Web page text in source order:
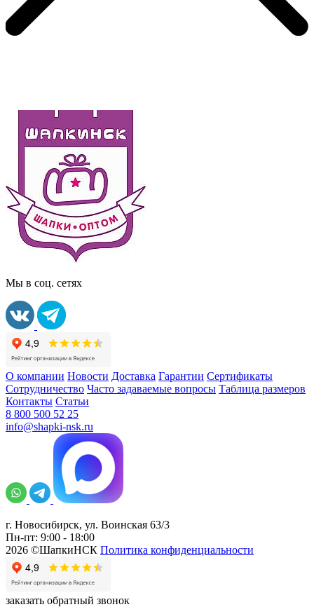
Мы в соц. сетях
О компании Новости Доставка Гарантии Сертификаты
Сотрудничество Часто задаваемые вопросы Таблица размеров
Контакты Статьи
8 800 500 52 25
info@shapki-nsk.ru
г. Новосибирск, ул. Воинская 63/3
Пн-пт: 9:00 - 18:00
2026 ©ШапкиНСК Политика конфиденциальности
заказать обратный звонок